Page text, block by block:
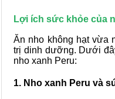
Lợi ích sức khỏe của
Ăn nho không hạt vừa
trị dinh dưỡng. Dưới
nho xanh Peru:
1. Nho xanh Peru và